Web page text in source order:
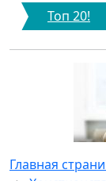
Топ 20!
Главная